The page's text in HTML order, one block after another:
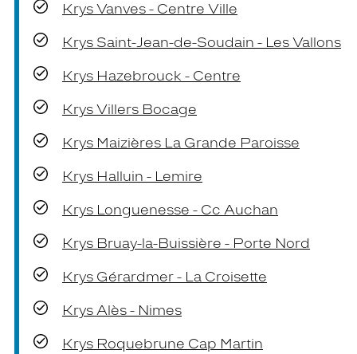
Krys Vanves - Centre Ville
Krys Saint-Jean-de-Soudain - Les Vallons
Krys Hazebrouck - Centre
Krys Villers Bocage
Krys Maizières La Grande Paroisse
Krys Halluin - Lemire
Krys Longuenesse - Cc Auchan
Krys Bruay-la-Buissière - Porte Nord
Krys Gérardmer - La Croisette
Krys Alès - Nimes
Krys Roquebrune Cap Martin